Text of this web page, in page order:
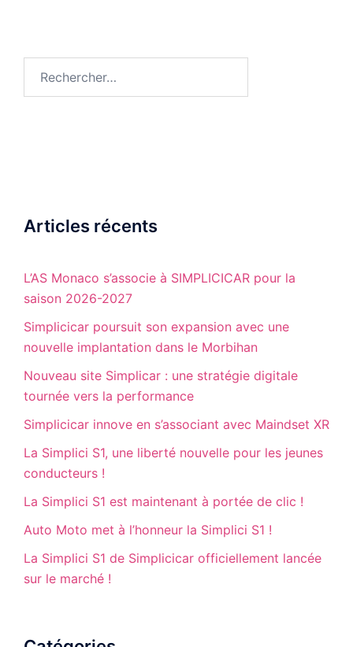
Articles récents
L’AS Monaco s’associe à SIMPLICICAR pour la
saison 2026-2027
Simplicicar poursuit son expansion avec une
nouvelle implantation dans le Morbihan
Nouveau site Simplicar : une stratégie digitale
tournée vers la performance
Simplicicar innove en s’associant avec Maindset XR
La Simplici S1, une liberté nouvelle pour les jeunes
conducteurs !
La Simplici S1 est maintenant à portée de clic !
Auto Moto met à l’honneur la Simplici S1 !
La Simplici S1 de Simplicicar officiellement lancée
sur le marché !